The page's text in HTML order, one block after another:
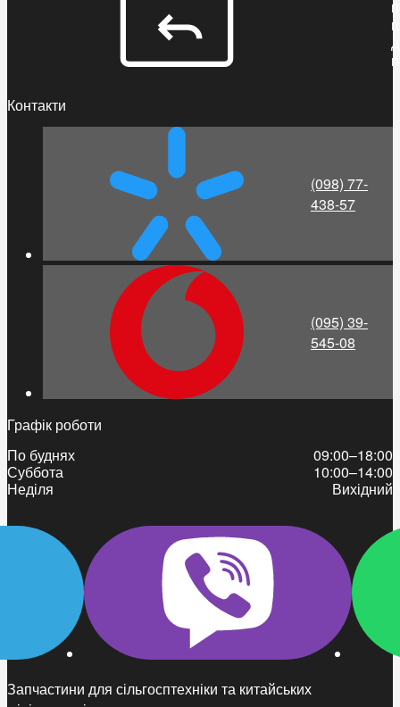
Запчастини для сільгосптехніки та китайських
Контакти
(098) 77-
438-57
(095) 39-
545-08
Графік роботи
По буднях
09:00–18:00
Суббота
10:00–14:00
Неділя
Вихідний